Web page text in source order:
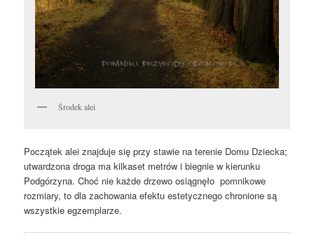
Środek alei
Początek alei znajduje się przy stawie na terenie Domu Dziecka;
utwardzona droga ma kilkaset metrów i biegnie w kierunku
Podgórzyna. Choć nie każde drzewo osiągnęło pomnikowe
rozmiary, to dla zachowania efektu estetycznego chronione są
wszystkie egzemplarze.